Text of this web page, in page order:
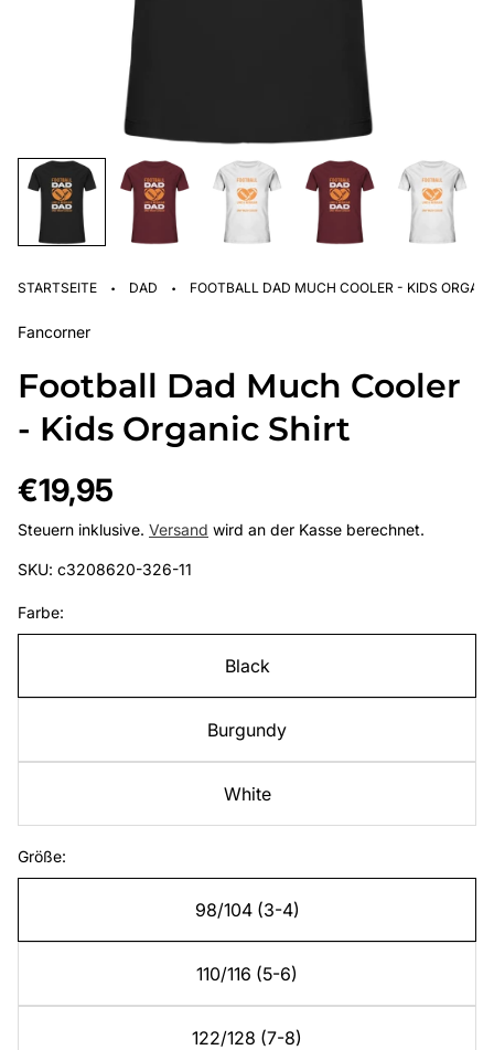
STARTSEITE · DAD · FOOTBALL DAD MUCH COOLER - KIDS
Fancorner
Football Dad Much Cooler
- Kids Organic Shirt
Regulärer
Preis
€19,95
Steuern inklusive. Versand wird an der Kasse berechnet.
SKU: c3208620-326-11
Farbe:
Black
Burgundy
White
Größe:
98/104 (3-4)
110/116 (5-6)
122/128 (7-8)